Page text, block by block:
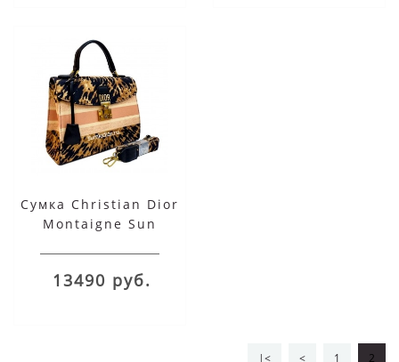
Сумка Christian Dior
Montaigne Sun
13490 руб.
|< < 1 2